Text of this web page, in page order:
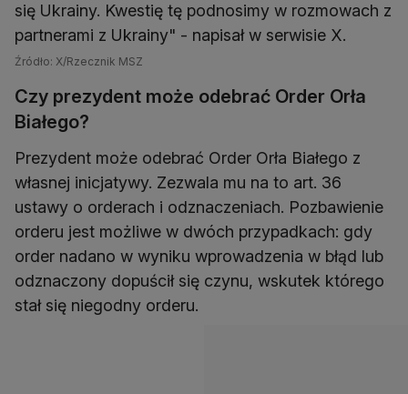
się Ukrainy. Kwestię tę podnosimy w rozmowach z
partnerami z Ukrainy" - napisał w serwisie X.
Źródło: X/Rzecznik MSZ
Czy prezydent może odebrać Order Orła
Białego?
Prezydent może odebrać Order Orła Białego z
własnej inicjatywy. Zezwala mu na to art. 36
ustawy o orderach i odznaczeniach. Pozbawienie
orderu jest możliwe w dwóch przypadkach: gdy
order nadano w wyniku wprowadzenia w błąd lub
odznaczony dopuścił się czynu, wskutek którego
stał się niegodny orderu.